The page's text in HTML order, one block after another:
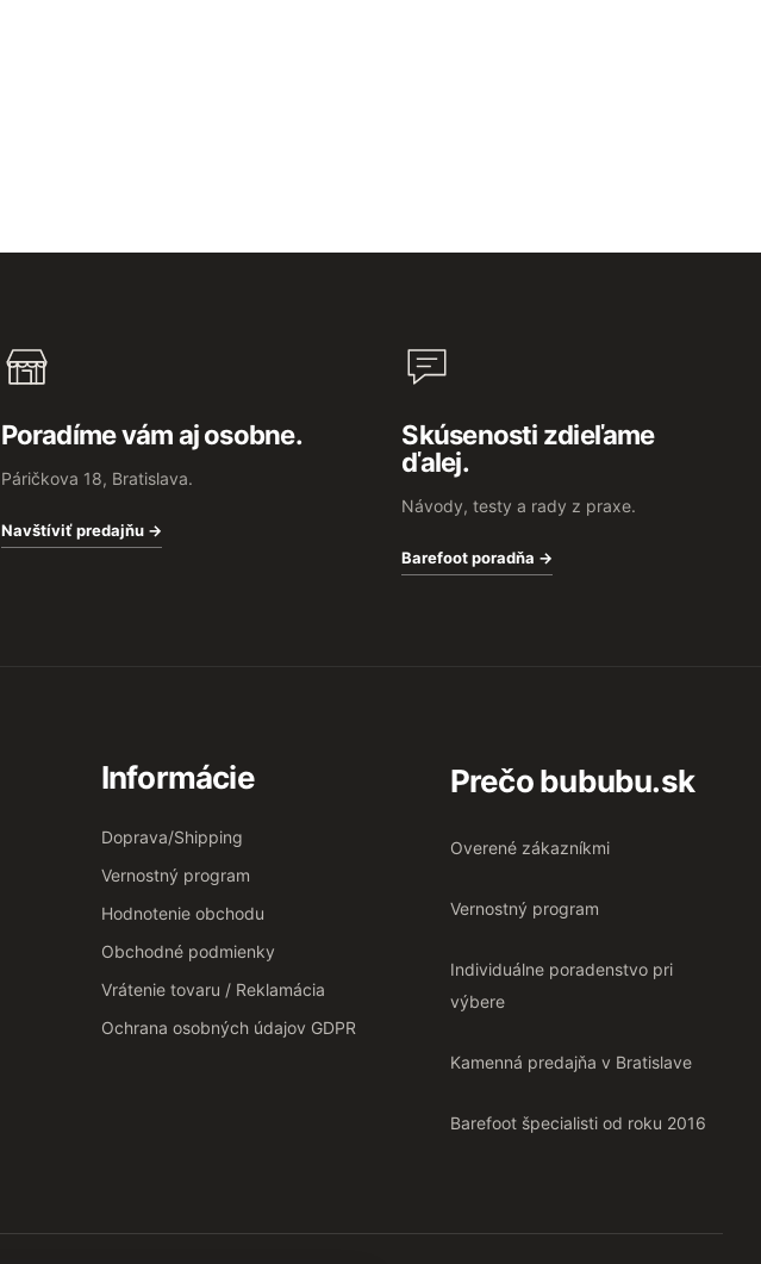
Poradíme vám aj osobne.
Páričkova 18, Bratislava.
Navštíviť predajňu →
Skúsenosti zdieľame
ďalej.
Návody, testy a rady z praxe.
Barefoot poradňa →
Informácie
Doprava/Shipping
Vernostný program
Hodnotenie obchodu
Obchodné podmienky
Vrátenie tovaru / Reklamácia
Ochrana osobných údajov GDPR
Prečo bububu.sk
Overené zákazníkmi
Vernostný program
Individuálne poradenstvo pri
výbere
Kamenná predajňa v Bratislave
Barefoot špecialisti od roku 2016